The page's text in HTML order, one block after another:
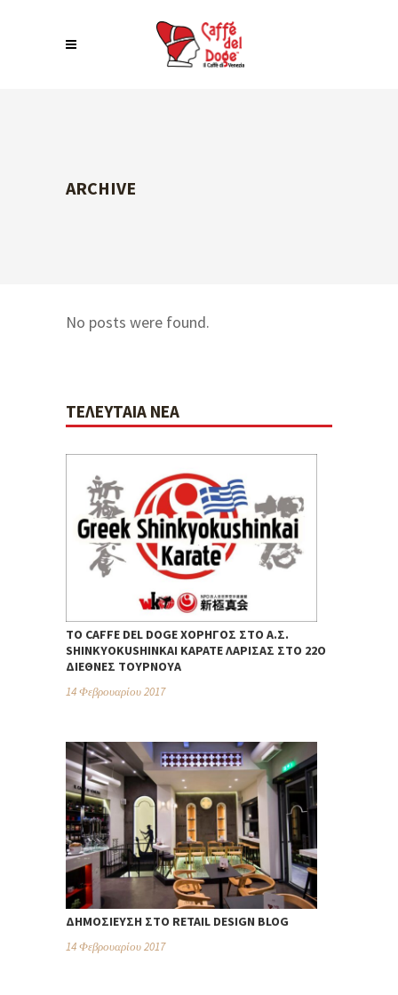
ARCHIVE
No posts were found.
ΤΕΛΕΥΤΑΊΑ ΝΈΑ
ΤΟ CAFFE DEL DOGE ΧΟΡΗΓΌΣ ΣΤΟ Α.Σ.
SHINKYOKUSHINKAI ΚΑΡΆΤΕ ΛΆΡΙΣΑΣ ΣΤΟ 22Ο
ΔΙΕΘΝΈΣ ΤΟΥΡΝΟΥΆ
14 Φεβρουαρίου 2017
ΔΗΜΟΣΊΕΥΣΗ ΣΤΟ RETAIL DESIGN BLOG
14 Φεβρουαρίου 2017